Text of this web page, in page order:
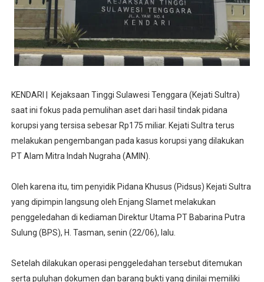
KENDARI | Kejaksaan Tinggi Sulawesi Tenggara (Kejati Sultra)
saat ini fokus pada pemulihan aset dari hasil tindak pidana
korupsi yang tersisa sebesar Rp175 miliar. Kejati Sultra terus
melakukan pengembangan pada kasus korupsi yang dilakukan
PT Alam Mitra Indah Nugraha (AMIN).
‎Oleh karena itu, tim penyidik Pidana Khusus (Pidsus) Kejati Sultra
yang dipimpin langsung oleh Enjang Slamet melakukan
penggeledahan di kediaman Direktur Utama PT Babarina Putra
Sulung (BPS), H. Tasman, senin (22/06), lalu.
Setelah dilakukan operasi penggeledahan tersebut ditemukan
serta puluhan dokumen dan barang bukti yang dinilai memiliki